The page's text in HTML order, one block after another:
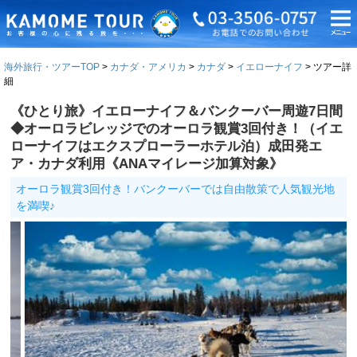
海外旅行・ツアーTOP カナダ・アメリカ カナダ イエローナイフ
ツアー詳
細
《ひとり旅》イエローナイフ＆バンクーバー周遊7日間
◆オーロラビレッジでのオーロラ観賞3回付き！（イエ
ローナイフはエクスプローラーホテル泊）成田発エ
ア・カナダ利用《ANAマイレージ加算対象》
オーロラ観賞3回付き！バンクーバーでは自由散策で人気観光地
を満喫♪